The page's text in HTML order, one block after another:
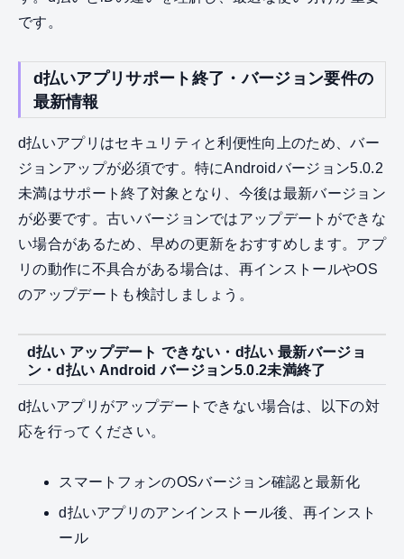
です。
d払いアプリサポート終了・バージョン要件の
最新情報
d払いアプリはセキュリティと利便性向上のため、バー
ジョンアップが必須です。特にAndroidバージョン5.0.2
未満はサポート終了対象となり、今後は最新バージョン
が必要です。古いバージョンではアップデートができな
い場合があるため、早めの更新をおすすめします。アプ
リの動作に不具合がある場合は、再インストールやOS
のアップデートも検討しましょう。
d払い アップデート できない・d払い 最新バージョ
ン・d払い Android バージョン5.0.2未満終了
d払いアプリがアップデートできない場合は、以下の対
応を行ってください。
スマートフォンのOSバージョン確認と最新化
d払いアプリのアンインストール後、再インスト
ール